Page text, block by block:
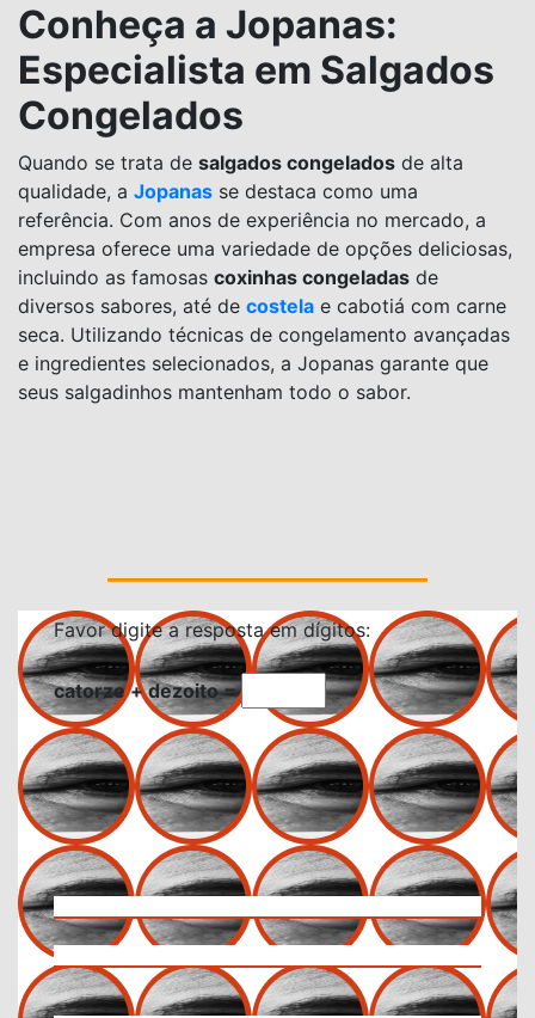
Conheça a Jopanas:
Especialista em Salgados
Congelados
Quando se trata de salgados congelados de alta
qualidade, a Jopanas se destaca como uma
referência. Com anos de experiência no mercado, a
empresa oferece uma variedade de opções deliciosas,
incluindo as famosas coxinhas congeladas de
diversos sabores, até de costela e cabotiá com carne
seca. Utilizando técnicas de congelamento avançadas
e ingredientes selecionados, a Jopanas garante que
seus salgadinhos mantenham todo o sabor.
Favor digite a resposta em dígitos:
catorze + dezoito =